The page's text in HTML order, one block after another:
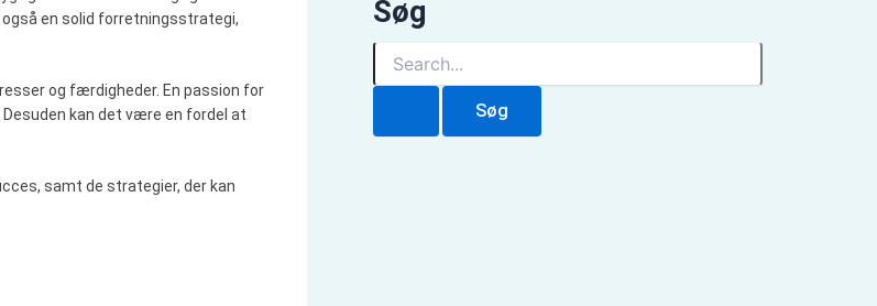
en solid forretningsstrategi,
og færdigheder. En passion for
kan det være en fordel at
samt de strategier, der kan
Søg
f